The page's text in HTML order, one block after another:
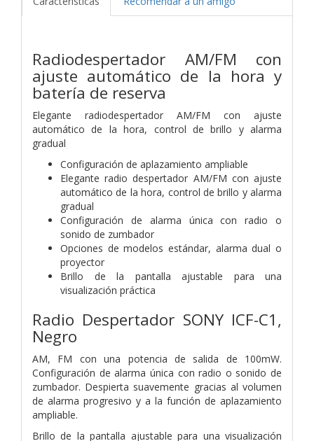
Radiodespertador AM/FM con
ajuste automático de la hora y
batería de reserva
Elegante radiodespertador AM/FM con ajuste
automático de la hora, control de brillo y alarma
gradual
Configuración de aplazamiento ampliable
Elegante radio despertador AM/FM con ajuste
automático de la hora, control de brillo y alarma
gradual
Configuración de alarma única con radio o
sonido de zumbador
Opciones de modelos estándar, alarma dual o
proyector
Brillo de la pantalla ajustable para una
visualización práctica
Radio Despertador SONY ICF-C1,
Negro
AM, FM con una potencia de salida de 100mW.
Configuración de alarma única con radio o sonido de
zumbador. Despierta suavemente gracias al volumen
de alarma progresivo y a la función de aplazamiento
ampliable.
Brillo de la pantalla ajustable para una visualización